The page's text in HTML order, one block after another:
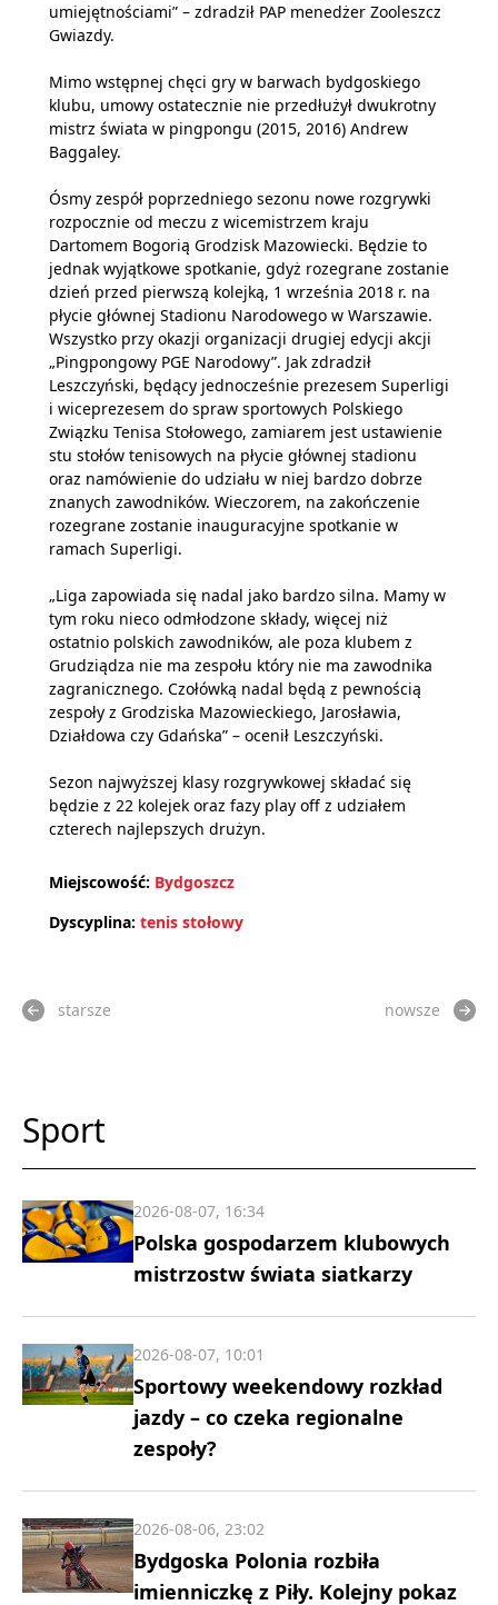
umiejętnościami” – zdradził PAP menedżer Zooleszcz
Gwiazdy.
Mimo wstępnej chęci gry w barwach bydgoskiego
klubu, umowy ostatecznie nie przedłużył dwukrotny
mistrz świata w pingpongu (2015, 2016) Andrew
Baggaley.
Ósmy zespół poprzedniego sezonu nowe rozgrywki
rozpocznie od meczu z wicemistrzem kraju
Dartomem Bogorią Grodzisk Mazowiecki. Będzie to
jednak wyjątkowe spotkanie, gdyż rozegrane zostanie
dzień przed pierwszą kolejką, 1 września 2018 r. na
płycie głównej Stadionu Narodowego w Warszawie.
Wszystko przy okazji organizacji drugiej edycji akcji
„Pingpongowy PGE Narodowy”. Jak zdradził
Leszczyński, będący jednocześnie prezesem Superligi
i wiceprezesem do spraw sportowych Polskiego
Związku Tenisa Stołowego, zamiarem jest ustawienie
stu stołów tenisowych na płycie głównej stadionu
oraz namówienie do udziału w niej bardzo dobrze
znanych zawodników. Wieczorem, na zakończenie
rozegrane zostanie inauguracyjne spotkanie w
ramach Superligi.
„Liga zapowiada się nadal jako bardzo silna. Mamy w
tym roku nieco odmłodzone składy, więcej niż
ostatnio polskich zawodników, ale poza klubem z
Grudziądza nie ma zespołu który nie ma zawodnika
zagranicznego. Czołówką nadal będą z pewnością
zespoły z Grodziska Mazowieckiego, Jarosławia,
Działdowa czy Gdańska” – ocenił Leszczyński.
Sezon najwyższej klasy rozgrywkowej składać się
będzie z 22 kolejek oraz fazy play off z udziałem
czterech najlepszych drużyn.
Miejscowość: Bydgoszcz
Dyscyplina: tenis stołowy
starsze nowsze
Sport
Polska gospodarzem klubowych
mistrzostw świata siatkarzy
2026-08-07, 16:34
Sportowy weekendowy rozkład
jazdy – co czeka regionalne
zespoły?
2026-08-07, 10:01
Bydgoska Polonia rozbiła
imienniczkę z Piły. Kolejny pokaz
2026-08-06, 23:02